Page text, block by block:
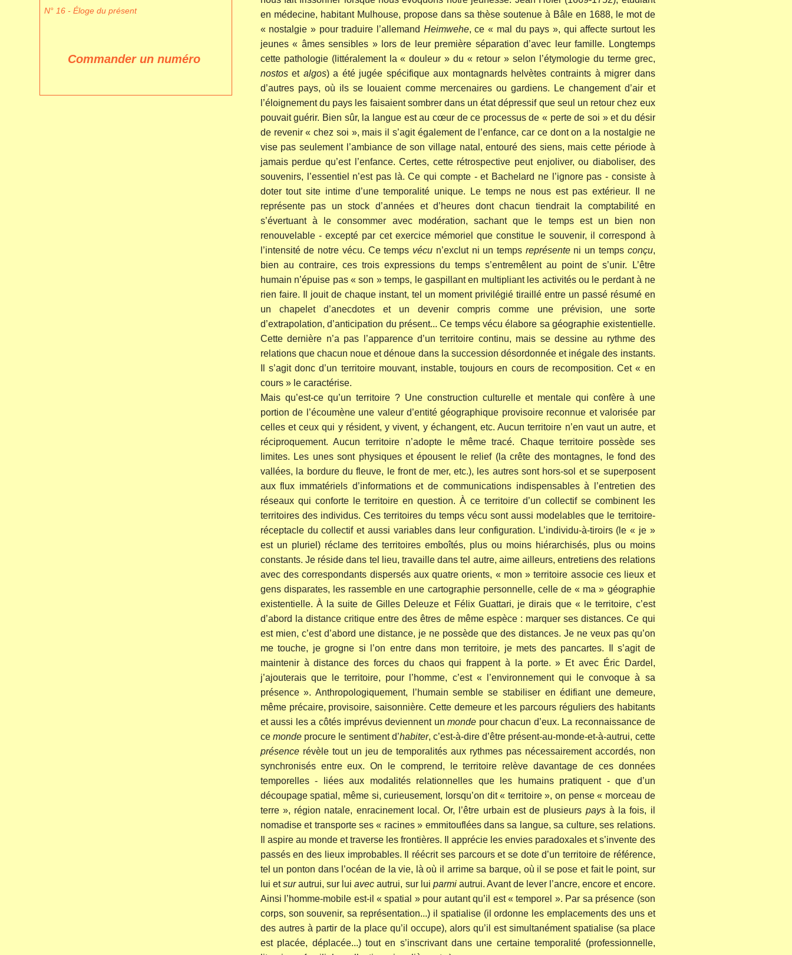
N° 16 - Éloge du présent
Commander un numéro
en médecine, habitant Mulhouse, propose dans sa thèse soutenue à Bâle en 1688, le mot de
« nostalgie » pour traduire l’allemand Heimwehe, ce « mal du pays », qui affecte surtout les
jeunes « âmes sensibles » lors de leur première séparation d’avec leur famille. Longtemps
cette pathologie (littéralement la « douleur » du « retour » selon l’étymologie du terme grec,
nostoset algos) a été jugée spécifique aux montagnards helvètes contraints à migrer dans
d’autres pays, où ils se louaient comme mercenaires ou gardiens. Le changement d’air et
l’éloignement du pays les faisaient sombrer dans un état dépressif que seul un retour chez eux
pouvait guérir. Bien sûr, la langue est au cœur de ce processus de « perte de soi » et du désir
de revenir « chez soi », mais il s’agit également de l’enfance, car ce dont on a la nostalgie ne
vise pas seulement l’ambiance de son village natal, entouré des siens, mais cette période à
jamais perdue qu’est l’enfance. Certes, cette rétrospective peut enjoliver, ou diaboliser, des
souvenirs, l’essentiel n’est pas là. Ce qui compte - et Bachelard ne l’ignore pas - consiste à
doter tout site intime d’une temporalité unique. Le temps ne nous est pas extérieur. Il ne
représente pas un stock d’années et d’heures dont chacun tiendrait la comptabilité en
s’évertuant à le consommer avec modération, sachant que le temps est un bien non
renouvelable - excepté par cet exercice mémoriel que constitue le souvenir, il correspond à
l’intensité de notre vécu. Ce temps vécu n’exclut ni un temps représenteni un temps conçu,
bien au contraire, ces trois expressions du temps s’entremêlent au point de s’unir. L’être
humain n’épuise pas « son » temps, le gaspillant en multipliant les activités ou le perdant à ne
rien faire. Il jouit de chaque instant, tel un moment privilégié tiraillé entre un passé résumé en
un chapelet d’anecdotes et un devenir compris comme une prévision, une sorte
d’extrapolation, d’anticipation du présent... Ce temps vécu élabore sa géographie existentielle.
Cette dernière n’a pas l’apparence d’un territoire continu, mais se dessine au rythme des
relations que chacun noue et dénoue dans la succession désordonnée et inégale des instants.
Il s’agit donc d’un territoire mouvant, instable, toujours en cours de recomposition. Cet « en
cours » le caractérise.
Mais qu’est-ce qu’un territoire ? Une construction culturelle et mentale qui confère à une
portion de l’écoumène une valeur d’entité géographique provisoire reconnue et valorisée par
celles et ceux qui y résident, y vivent, y échangent, etc. Aucun territoire n’en vaut un autre, et
réciproquement. Aucun territoire n’adopte le même tracé. Chaque territoire possède ses
limites. Les unes sont physiques et épousent le relief (la crête des montagnes, le fond des
vallées, la bordure du fleuve, le front de mer, etc.), les autres sont hors-sol et se superposent
aux flux immatériels d’informations et de communications indispensables à l’entretien des
réseaux qui conforte le territoire en question. À ce territoire d’un collectif se combinent les
territoires des individus. Ces territoires du temps vécu sont aussi modelables que le territoire-
réceptacle du collectif et aussi variables dans leur configuration. L’individu-à-tiroirs (le « je »
est un pluriel) réclame des territoires emboîtés, plus ou moins hiérarchisés, plus ou moins
constants. Je réside dans tel lieu, travaille dans tel autre, aime ailleurs, entretiens des relations
avec des correspondants dispersés aux quatre orients, « mon » territoire associe ces lieux et
gens disparates, les rassemble en une cartographie personnelle, celle de « ma » géographie
existentielle. À la suite de Gilles Deleuze et Félix Guattari, je dirais que « le territoire, c’est
d’abord la distance critique entre des êtres de même espèce : marquer ses distances. Ce qui
est mien, c’est d’abord une distance, je ne possède que des distances. Je ne veux pas qu’on
me touche, je grogne si l’on entre dans mon territoire, je mets des pancartes. Il s’agit de
maintenir à distance des forces du chaos qui frappent à la porte. » Et avec Éric Dardel,
j’ajouterais que le territoire, pour l’homme, c’est « l’environnement qui le convoque à sa
présence ». Anthropologiquement, l’humain semble se stabiliser en édifiant une demeure,
même précaire, provisoire, saisonnière. Cette demeure et les parcours réguliers des habitants
et aussi les a côtés imprévus deviennent unmonde pour chacun d’eux. La reconnaissance de
ce mondeprocure le sentiment d’habiter, c’est-à-dire d’être présent-au-monde-et-à-autrui, cette
présencerévèle tout un jeu de temporalités aux rythmes pas nécessairement accordés, non
synchronisés entre eux. On le comprend, le territoire relève davantage de ces données
temporelles - liées aux modalités relationnelles que les humains pratiquent - que d’un
découpage spatial, même si, curieusement, lorsqu’on dit « territoire », on pense « morceau de
terre », région natale, enracinement local. Or, l’être urbain est de plusieurs paysà la fois, il
nomadise et transporte ses « racines » emmitouflées dans sa langue, sa culture, ses relations.
Il aspire au monde et traverse les frontières. Il apprécie les envies paradoxales et s’invente des
passés en des lieux improbables. Il réécrit ses parcours et se dote d’un territoire de référence,
tel un ponton dans l’océan de la vie, là où il arrime sa barque, où il se pose et fait le point, sur
lui etsurautrui, sur luiavec autrui, sur lui parmiautrui. Avant de lever l’ancre, encore et encore.
Ainsi l’homme-mobile est-il « spatial » pour autant qu’il est « temporel ». Par sa présence (son
corps, son souvenir, sa représentation...) il spatialise (il ordonne les emplacements des uns et
des autres à partir de la place qu’il occupe), alors qu’il est simultanément spatialise (sa place
est placée, déplacée...) tout en s’inscrivant dans une certaine temporalité (professionnelle,